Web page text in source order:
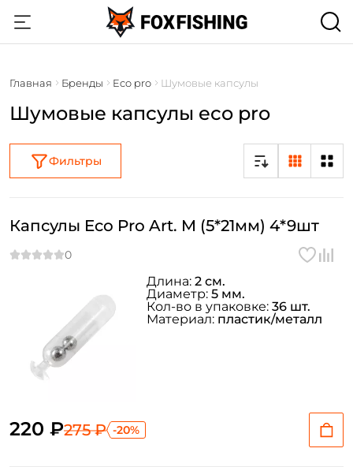
Главная Бренды Eco pro Шумовые капсулы
Шумовые капсулы eco pro
Фильтры
Капсулы Eco Pro Art. M (5*21мм) 4*9шт
220 ₽275 ₽ -20%
Длина: 2 см.
Диаметр: 5 мм.
Кол-во в упаковке: 36 шт.
Материал: пластик/металл